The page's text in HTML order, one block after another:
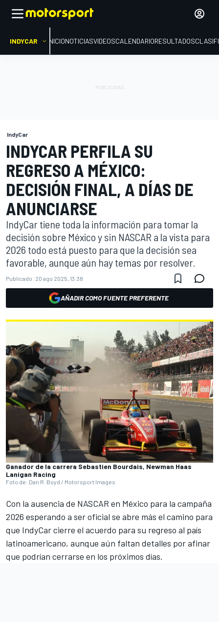
INDYCAR INICIONOTICIASVIDEOSCALENDARIORESULTADOS
IndyCar
INDYCAR PERFILA SU
REGRESO A MÉXICO:
DECISIÓN FINAL, A DÍAS DE
ANUNCIARSE
IndyCar tiene toda la información para tomar la
decisión sobre México y sin NASCAR a la vista para
2026 todo está puesto para que la decisión sea
favorable, aunque aún hay temas por resolver.
Publicado: 20 ago 2025, 13:38
AÑADIR COMO FUENTE PREFERENTE
Ganador de la carrera Sebastien Bourdais, Newman Haas
Lanigan Racing
Foto de: Dan R. Boyd / Motorsport Images
Con la ausencia de NASCAR en México para la campaña
2026 esperando a ser oficial se abre más el camino para
que IndyCar cierre el acuerdo para su regreso al país
latinoamericano, aunque aún faltan detalles por afinar
que podrían cerrarse en los próximos días.